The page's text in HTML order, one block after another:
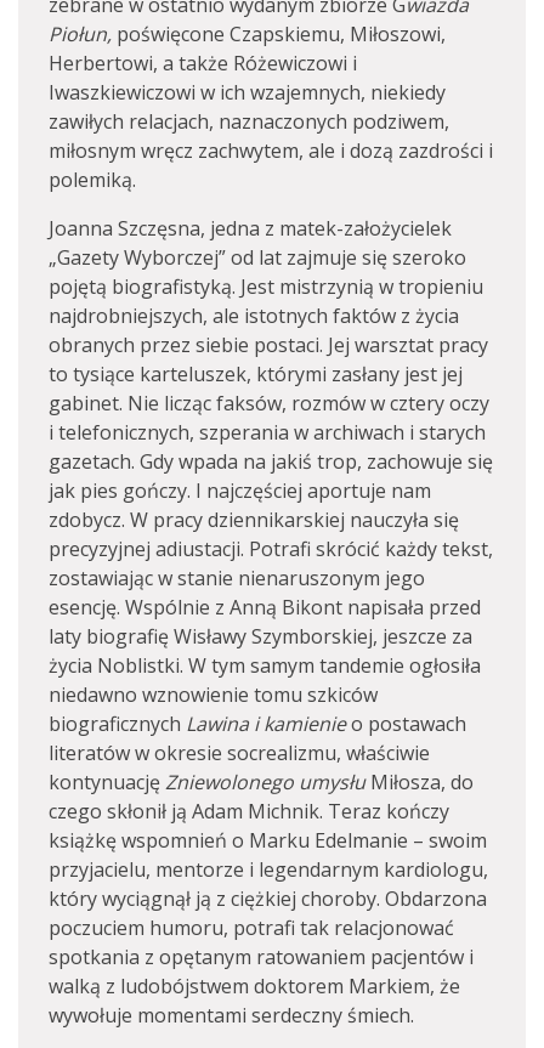
Piołun, poświęcone Czapskiemu, Miłoszowi,
Herbertowi, a także Różewiczowi i
Iwaszkiewiczowi w ich wzajemnych, niekiedy
zawiłych relacjach, naznaczonych podziwem,
miłosnym wręcz zachwytem, ale i dozą zazdrości i
polemiką.
Joanna Szczęsna, jedna z matek-założycielek
„Gazety Wyborczej” od lat zajmuje się szeroko
pojętą biografistyką. Jest mistrzynią w tropieniu
najdrobniejszych, ale istotnych faktów z życia
obranych przez siebie postaci. Jej warsztat pracy
to tysiące karteluszek, którymi zasłany jest jej
gabinet. Nie licząc faksów, rozmów w cztery oczy
i telefonicznych, szperania w archiwach i starych
gazetach. Gdy wpada na jakiś trop, zachowuje się
jak pies gończy. I najczęściej aportuje nam
zdobycz. W pracy dziennikarskiej nauczyła się
precyzyjnej adiustacji. Potrafi skrócić każdy tekst,
zostawiając w stanie nienaruszonym jego
esencję. Wspólnie z Anną Bikont napisała przed
laty biografię Wisławy Szymborskiej, jeszcze za
życia Noblistki. W tym samym tandemie ogłosiła
niedawno wznowienie tomu szkiców
biograficznych Lawina i kamienieo postawach
literatów w okresie socrealizmu, właściwie
kontynuacjęZniewolonego umysłuMiłosza, do
czego skłonił ją Adam Michnik. Teraz kończy
książkę wspomnień o Marku Edelmanie – swoim
przyjacielu, mentorze i legendarnym kardiologu,
który wyciągnął ją z ciężkiej choroby. Obdarzona
poczuciem humoru, potrafi tak relacjonować
spotkania z opętanym ratowaniem pacjentów i
walką z ludobójstwem doktorem Markiem, że
wywołuje momentami serdeczny śmiech.